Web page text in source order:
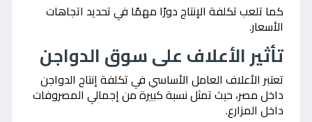
كما تلعب تكلفة الإنتاج دورًا مهمًا في تحديد اتجاهات
الأسعار.
تأثير الأعلاف على سوق الدواجن
تعتبر الأعلاف العامل الأساسي في تكلفة إنتاج الدواجن
داخل مصر، حيث تمثل نسبة كبيرة من إجمالي المصروفات
داخل المزارع.